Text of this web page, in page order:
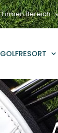
Firmen Bereich
GOLFRESORT